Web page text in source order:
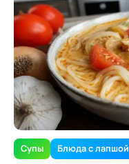
Супы Блюда с лапшой